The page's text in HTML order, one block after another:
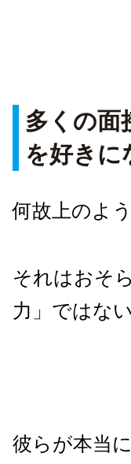
多くの面
を好きに
何故上のよ
それはおそ
力」ではな
彼らが本当